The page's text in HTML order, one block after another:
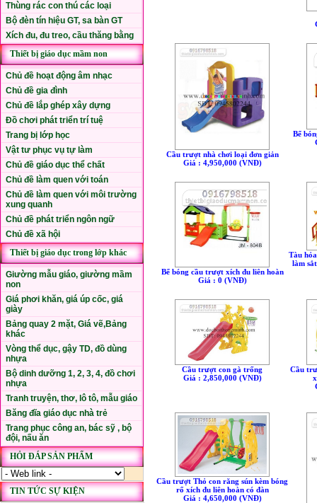
Thùng rác con thú các loại
Bộ đèn tín hiệu GT, sa bàn GT
Xích đu, đu treo, cầu thăng bằng
Thiết bị giáo dục mầm non
Chủ đề hoạt động âm nhạc
Chủ đề gia đình
Chủ đề lắp ghép xây dựng
Đồ chơi phát triển trí tuệ
Trang bị lớp học
Vật tư phục vụ tự làm
Chủ đề giáo dục thể chất
Chủ đề làm quen với toán
Chủ đề làm quen với môi trường
xung quanh
Chủ đề phát triển ngôn ngữ
Chủ đề xã hội
Thiết bị giáo dục trong lớp khác
Giường mẫu giáo, giường mầm
non
Giá phơi khăn, giá úp cốc, giá
giày
Bảng quay 2 mặt, Giá vẽ,Bảng
khác
Vòng thể dục, gậy TD, đồ dùng
nhựa
Bộ dinh dưỡng 1, 2, 3, 4, đồ chơi
nhựa
Tranh truyện, thơ, lô tô, mẫu giáo
Băng đĩa giáo dục nhà trẻ
Trang phục công an, bác sỹ , bộ
đội, nấu ăn
HỎI ĐÁP SẢN PHẨM
TIN TỨC SỰ KIỆN
Cầu trượt nhà chơi loại đơn giản
Giá : 4,950,000 (VNÐ)
Bể
Bể bóng cầu trượt xích đu liên hoàn
Giá : 0 (VNÐ)
Tàu
làm
Cầu trượt con gà trống
Giá : 2,850,000 (VNÐ)
Cầu
Cầu trượt Thỏ con răng sún kèm bóng
rổ xích đu liên hoàn có đàn
Giá : 4,650,000 (VNÐ)